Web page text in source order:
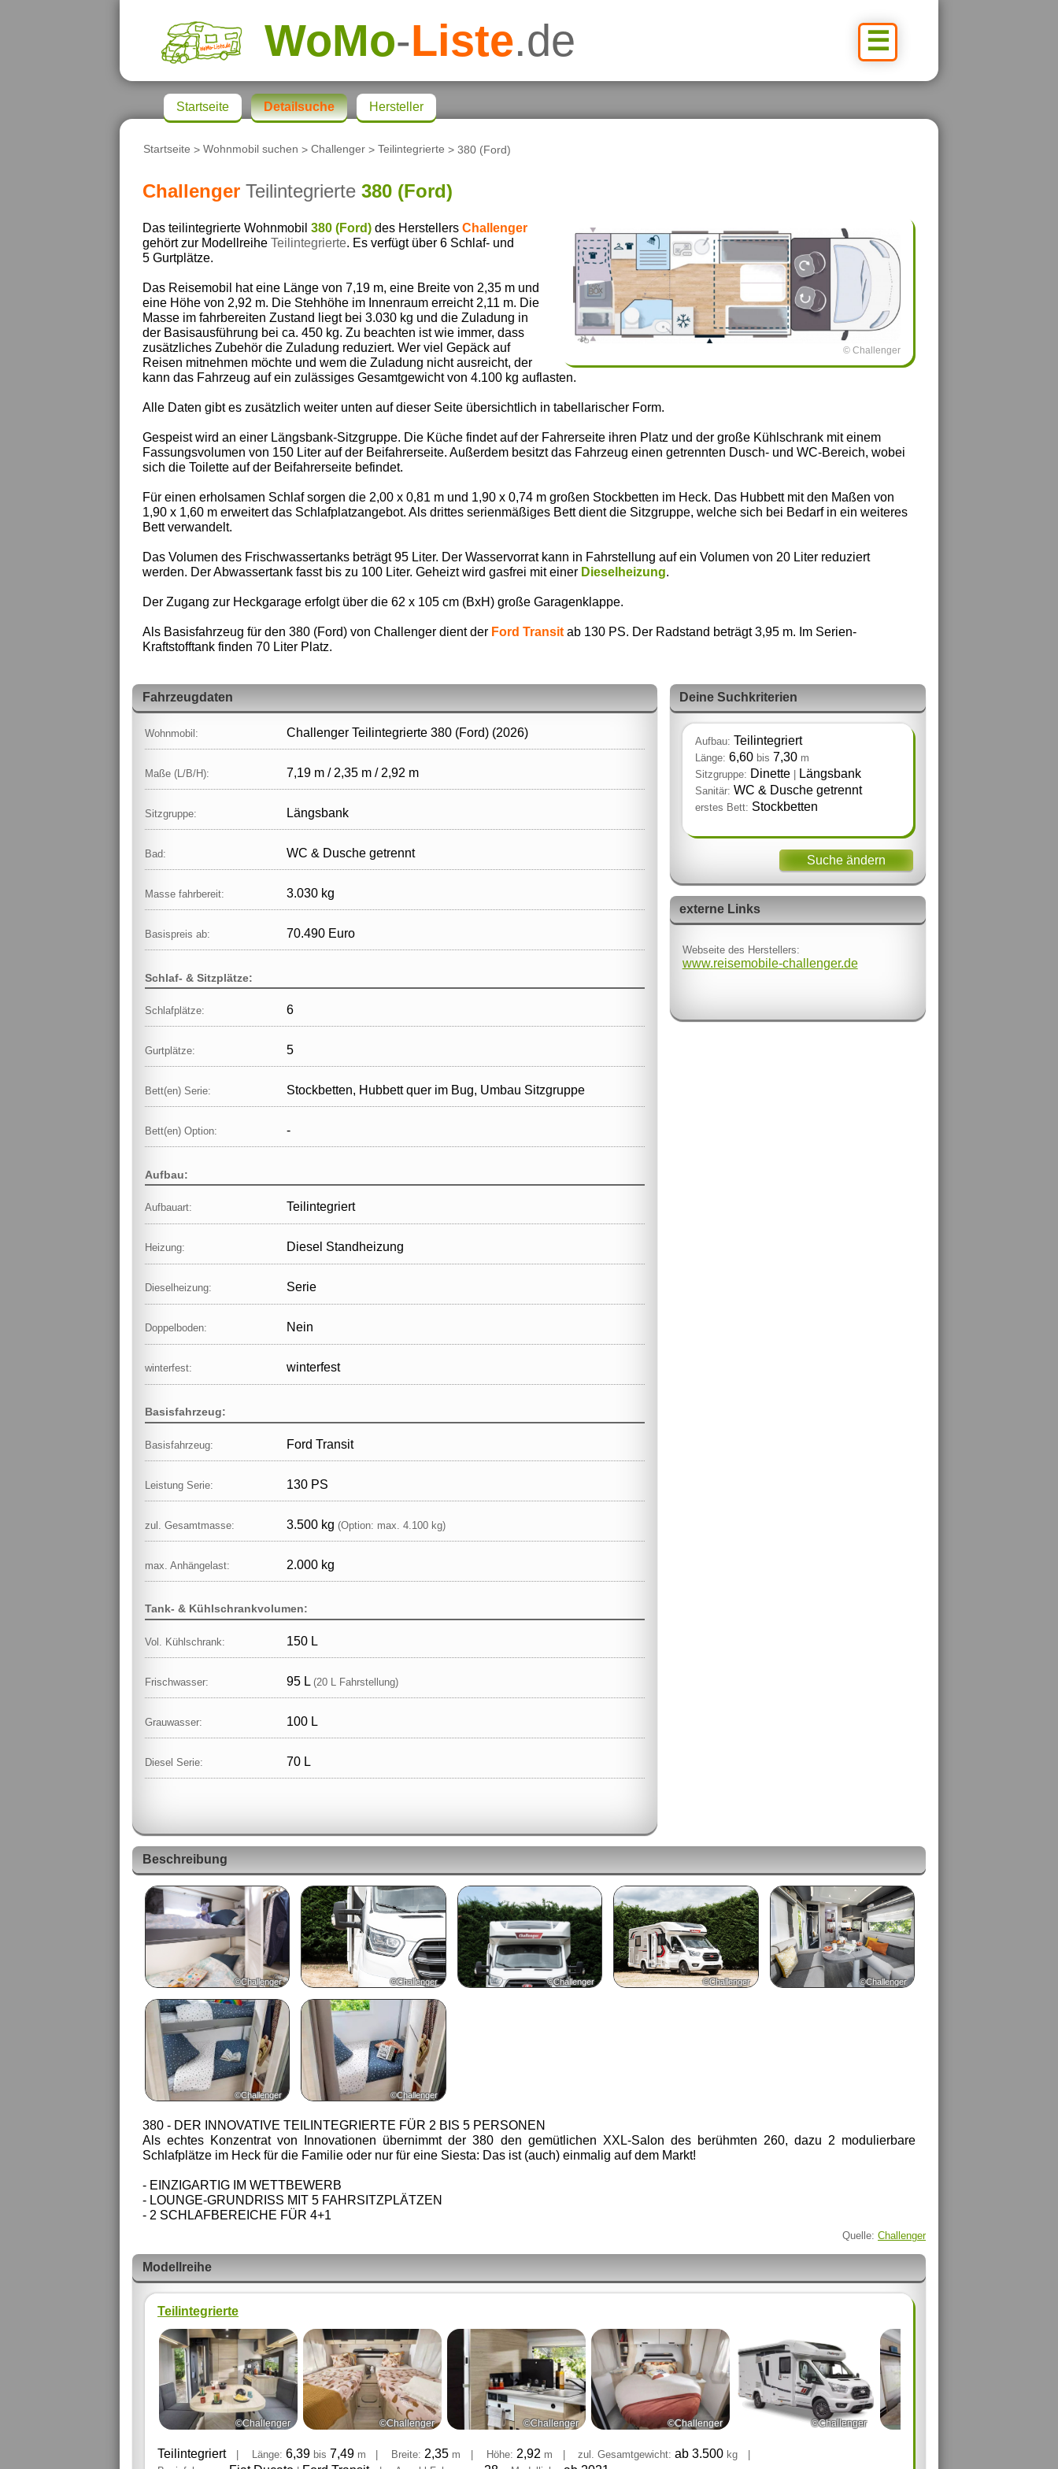
☰
WoMo-Liste.de
Startseite >Wohnmobil suchen >Challenger >Teilintegrierte > 380 (Ford)
Challenger Teilintegrierte 380 (Ford)
© Challenger
Das teilintegrierte Wohnmobil 380 (Ford)des Herstellers Challenger
gehört zur Modellreihe Teilintegrierte. Es verfügt über 6 Schlaf- und
5 Gurtplätze.
Das Reisemobil hat eine Länge von 7,19 m, eine Breite von 2,35 m und
eine Höhe von 2,92 m. Die Stehhöhe im Innenraum erreicht 2,11 m. Die
Masse im fahrbereiten Zustand liegt bei 3.030 kg und die Zuladung in
der Basisausführung bei ca. 450 kg. Zu beachten ist wie immer, dass
zusätzliches Zubehör die Zuladung reduziert. Wer viel Gepäck auf
Reisen mitnehmen möchte und wem die Zuladung nicht ausreicht, der
kann das Fahrzeug auf ein zulässiges Gesamtgewicht von 4.100 kg auflasten.
Alle Daten gibt es zusätzlich weiter unten auf dieser Seite übersichtlich in tabellarischer Form.
Gespeist wird an einer Längsbank-Sitzgruppe. Die Küche findet auf der Fahrerseite ihren Platz und der große Kühlschrank mit einem
Fassungsvolumen von 150 Liter auf der Beifahrerseite. Außerdem besitzt das Fahrzeug einen getrennten Dusch- und WC-Bereich, wobei
sich die Toilette auf der Beifahrerseite befindet.
Für einen erholsamen Schlaf sorgen die 2,00 x 0,81 m und 1,90 x 0,74 m großen Stockbetten im Heck. Das Hubbett mit den Maßen von
1,90 x 1,60 m erweitert das Schlafplatzangebot. Als drittes serienmäßiges Bett dient die Sitzgruppe, welche sich bei Bedarf in ein weiteres
Bett verwandelt.
Das Volumen des Frischwassertanks beträgt 95 Liter. Der Wasservorrat kann in Fahrstellung auf ein Volumen von 20 Liter reduziert
werden. Der Abwassertank fasst bis zu 100 Liter. Geheizt wird gasfrei mit einer Dieselheizung.
Der Zugang zur Heckgarage erfolgt über die 62 x 105 cm (BxH) große Garagenklappe.
Als Basisfahrzeug für den 380 (Ford) von Challenger dient der Ford Transitab 130 PS. Der Radstand beträgt 3,95 m. Im Serien-
Kraftstofftank finden 70 Liter Platz.
Fahrzeugdaten
Wohnmobil: Challenger Teilintegrierte 380 (Ford) (2026)
Maße (L/B/H): 7,19 m / 2,35 m / 2,92 m
Sitzgruppe: Längsbank
Bad: WC & Dusche getrennt
Masse fahrbereit: 3.030 kg
Basispreis ab: 70.490 Euro
Schlaf- & Sitzplätze:
Schlafplätze: 6
Gurtplätze: 5
Bett(en) Serie: Stockbetten, Hubbett quer im Bug, Umbau Sitzgruppe
Bett(en) Option: -
Aufbau:
Aufbauart: Teilintegriert
Heizung: Diesel Standheizung
Dieselheizung: Serie
Doppelboden: Nein
winterfest: winterfest
Basisfahrzeug:
Basisfahrzeug: Ford Transit
Leistung Serie: 130 PS
zul. Gesamtmasse: 3.500 kg (Option: max. 4.100 kg)
max. Anhängelast: 2.000 kg
Tank- & Kühlschrankvolumen:
Vol. Kühlschrank: 150 L
Frischwasser: 95 L (20 L Fahrstellung)
Grauwasser: 100 L
Diesel Serie: 70 L
Deine Suchkriterien
Aufbau: Teilintegriert
Länge: 6,60 bis 7,30 m
Sitzgruppe: Dinette Längsbank
Sanitär: WC & Dusche getrennt
erstes Bett: Stockbetten
Suche ändern
externe Links
Webseite des Herstellers:
www.reisemobile-challenger.de
Beschreibung
©Challenger ©Challenger ©Challenger ©Challenger ©Challenger
©Challenger ©Challenger
380 - DER INNOVATIVE TEILINTEGRIERTE FÜR 2 BIS 5 PERSONEN
Als echtes Konzentrat von Innovationen übernimmt der 380 den gemütlichen XXL-Salon des berühmten 260, dazu 2 modulierbare
Schlafplätze im Heck für die Familie oder nur für eine Siesta: Das ist (auch) einmalig auf dem Markt!
- EINZIGARTIG IM WETTBEWERB
- LOUNGE-GRUNDRISS MIT 5 FAHRSITZPLÄTZEN
- 2 SCHLAFBEREICHE FÜR 4+1
Quelle: Challenger
Modellreihe
Teilintegrierte
©Challenger ©Challenger ©Challenger ©Challenger ©Challenger
Teilintegriert Länge: 6,39 bis 7,49 m Breite: 2,35 m Höhe: 2,92 m zul. Gesamtgewicht: ab 3.500 kg
Startseite Detailsuche Hersteller